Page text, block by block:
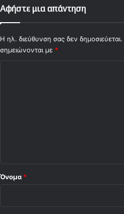
Αφήστε μια απάντηση
Η ηλ. διεύθυνση σας δεν δημοσιεύεται.
σημειώνονται με *
Όνομα *